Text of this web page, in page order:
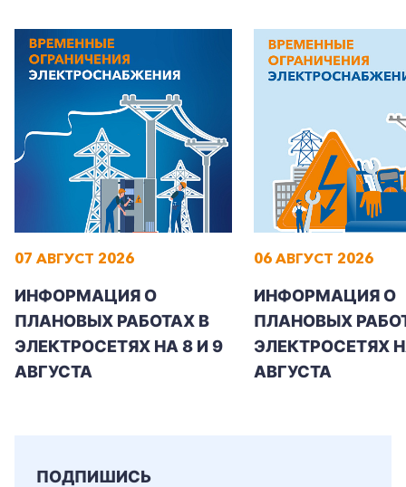
+7-800-700-24-57
Частным клиентам
Корпоративным клиентам
07 АВГУСТ 2026
ИНФОРМАЦИЯ О
ПЛАНОВЫХ РАБОТАХ В
ЭЛЕКТРОСЕТЯХ НА 8 И 9
АВГУСТА
06 АВГУСТ 2026
ИНФОРМАЦИЯ О
ПЛАНОВЫХ
ЭЛЕКТРОСЕТЯХ
АВГУСТА
ПОДПИШИСЬ